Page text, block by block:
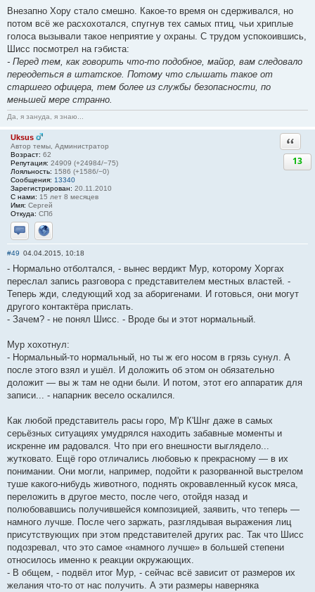
Внезапно Хору стало смешно. Какое-то время он сдерживался, но
потом всё же расхохотался, спугнув тех самых птиц, чьи хриплые
голоса вызывали такое неприятие у охраны. С трудом успокоившись,
Шисс посмотрел на гэбиста:
- Перед тем, как говорить что-то подобное, майор, вам следовало
переодеться в штатское. Потому что слышать такое от
старшего офицера, тем более из службы безопасности, по
меньшей мере странно.
Да, я зануда, я знаю...
Uksus
Автор темы, Администратор
Возраст: 62
Репутация: 24909 (+24984/−75)
Лояльность: 1586 (+1586/−0)
Сообщения: 13340
Зарегистрирован: 20.11.2010
С нами: 15 лет 8 месяцев
Имя: Сергей
Откуда: СПб
Отправить личное сообщение
Сайт
13
#49 04.04.2015, 10:18
- Нормально отболтался, - вынес вердикт Мур, которому Хоргах
переслал запись разговора с представителем местных властей. -
Теперь жди, следующий ход за аборигенами. И готовься, они могут
другого контактёра прислать.
- Зачем? - не понял Шисс. - Вроде бы и этот нормальный.
Мур хохотнул:
- Нормальный-то нормальный, но ты ж его носом в грязь сунул. А
после этого взял и ушёл. И доложить об этом он обязательно
доложит — вы ж там не одни были. И потом, этот его аппаратик для
записи... - напарник весело оскалился.
Как любой представитель расы горо, М'р К'Шнг даже в самых
серьёзных ситуациях умудрялся находить забавные моменты и
искренне им радовался. Что при его внешности выглядело...
жутковато. Ещё горо отличались любовью к прекрасному — в их
понимании. Они могли, например, подойти к разорванной выстрелом
туше какого-нибудь животного, поднять окровавленный кусок мяса,
переложить в другое место, после чего, отойдя назад и
полюбовавшись получившейся композицией, заявить, что теперь —
намного лучше. После чего заржать, разглядывая выражения лиц
присутствующих при этом представителей других рас. Так что Шисс
подозревал, что это самое «намного лучше» в большей степени
относилось именно к реакции окружающих.
- В общем, - подвёл итог Мур, - сейчас всё зависит от размеров их
желания что-то от нас получить. А эти размеры наверняка